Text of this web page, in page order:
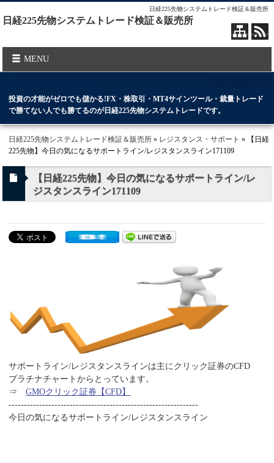
日経225先物システムトレード検証＆販売所
日経225先物システムトレード検証＆販売所
MENU
投資の才能がゼロでも儲かる!FX・株取引・MT4サインツール・裁量トレード
で勝てない人でも勝てるのが日経225先物システムトレードです。
日経225先物システムトレード検証＆販売所 » レジスタンス・サポート » 【日経
225先物】今日の気になるサポートライン/レジスタンスライン171109
【日経225先物】今日の気になるサポートライン/レ
ジスタンスライン171109
サポートライン/レジスタンスラインは主にクリック証券のCFD
プラチナチャートからとっています。
⇒GMOクリック証券【CFD】
--------------------------------------------------------------
今日の気になるサポートライン/レジスタンスライン